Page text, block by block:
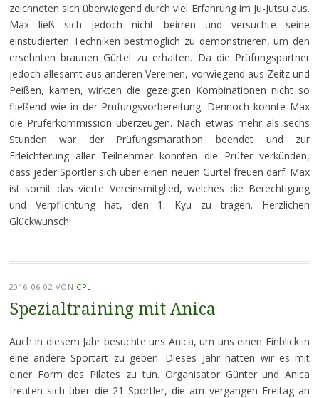
zeichneten sich überwiegend durch viel Erfahrung im Ju-Jutsu aus.
Max ließ sich jedoch nicht beirren und versuchte seine
einstudierten Techniken bestmöglich zu demonstrieren, um den
ersehnten braunen Gürtel zu erhalten. Da die Prüfungspartner
jedoch allesamt aus anderen Vereinen, vorwiegend aus Zeitz und
Peißen, kamen, wirkten die gezeigten Kombinationen nicht so
fließend wie in der Prüfungsvorbereitung. Dennoch konnte Max
die Prüferkommission überzeugen. Nach etwas mehr als sechs
Stunden war der Prüfungsmarathon beendet und zur
Erleichterung aller Teilnehmer konnten die Prüfer verkünden,
dass jeder Sportler sich über einen neuen Gürtel freuen darf. Max
ist somit das vierte Vereinsmitglied, welches die Berechtigung
und Verpflichtung hat, den 1. Kyu zu tragen. Herzlichen
Glückwunsch!
2016-06-02 VON CPL
Spezialtraining mit Anica
Auch in diesem Jahr besuchte uns Anica, um uns einen Einblick in
eine andere Sportart zu geben. Dieses Jahr hatten wir es mit
einer Form des Pilates zu tun. Organisator Günter und Anica
freuten sich über die 21 Sportler, die am vergangen Freitag an